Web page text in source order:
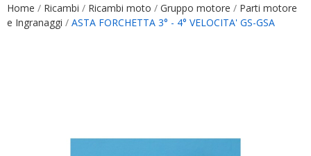
Home Ricambi Ricambi moto Gruppo motore
Parti motore
e Ingranaggi
ASTA FORCHETTA 3° - 4° VELOCITA' GS-GSA